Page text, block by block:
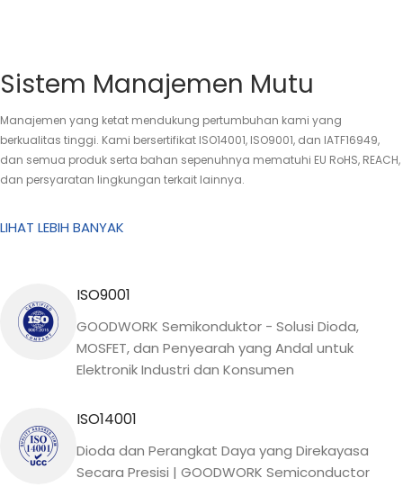
Sistem Manajemen Mutu
Manajemen yang ketat mendukung pertumbuhan kami yang
berkualitas tinggi. Kami bersertifikat ISO14001, ISO9001, dan IATF16949,
dan semua produk serta bahan sepenuhnya mematuhi EU RoHS, REACH,
dan persyaratan lingkungan terkait lainnya.
LIHAT LEBIH BANYAK
ISO9001
GOODWORK Semikonduktor - Solusi Dioda,
MOSFET, dan Penyearah yang Andal untuk
Elektronik Industri dan Konsumen
ISO14001
Dioda dan Perangkat Daya yang Direkayasa
Secara Presisi | GOODWORK Semiconductor